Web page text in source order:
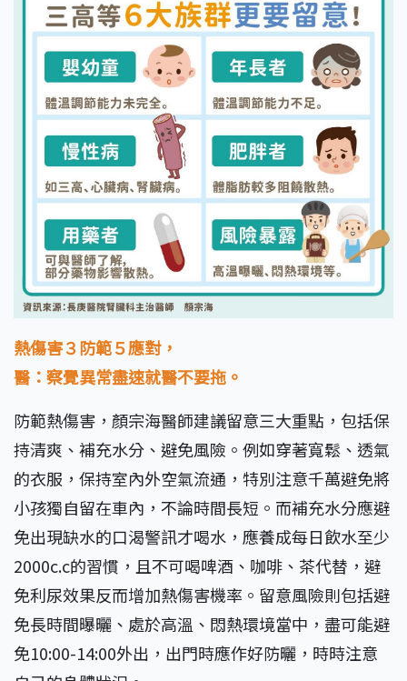
熱傷害３防範５應對，
醫：察覺異常盡速就醫不要拖。
防範熱傷害，顏宗海醫師建議留意三大重點，包括保
持清爽、補充水分、避免風險。例如穿著寬鬆、透氣
的衣服，保持室內外空氣流通，特別注意千萬避免將
小孩獨自留在車內，不論時間長短。而補充水分應避
免出現缺水的口渴警訊才喝水，應養成每日飲水至少
2000c.c的習慣，且不可喝啤酒、咖啡、茶代替，避
免利尿效果反而增加熱傷害機率。留意風險則包括避
免長時間曝曬、處於高溫、悶熱環境當中，盡可能避
免10:00-14:00外出，出門時應作好防曬，時時注意